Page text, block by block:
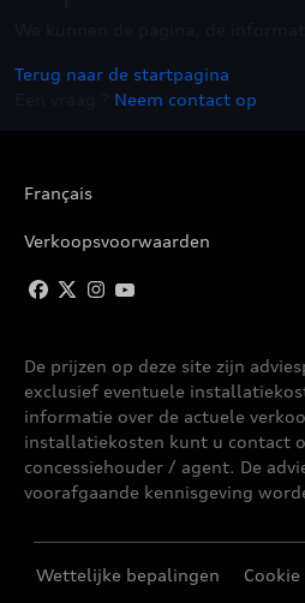
Terug naar de startpagina
Neem contact op
Français
Verkoopsvoorwaarden
De prijzen op deze site zijn
exclusief eventuele
informatie over de actuele
installatiekosten kunt u contact
concessiehouder / agent. De
voorafgaande kennisgeving
Wettelijke bepalingen